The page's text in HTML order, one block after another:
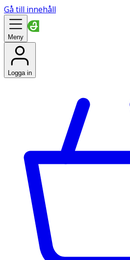
Gå till innehåll
Meny
Logga in